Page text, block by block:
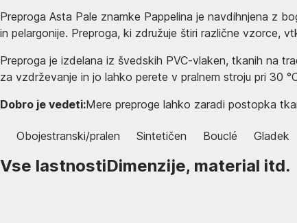
Preproga Asta Pale znamke Pappelina je navdihnjena z
in pelargonije. Preproga, ki združuje štiri različne vzorce,
Preproga je izdelana iz švedskih PVC-vlaken, tkanih na
za vzdrževanje in jo lahko perete v pralnem stroju pri 30
Dobro je vedeti:Mere preproge lahko zaradi postopka
Obojestranski/pralen Sintetičen Bouclé Gladek
Vse lastnostiDimenzije, material itd.